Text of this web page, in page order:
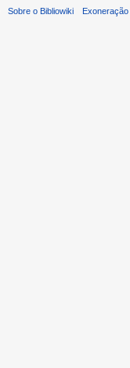
Sobre o Bibliowiki